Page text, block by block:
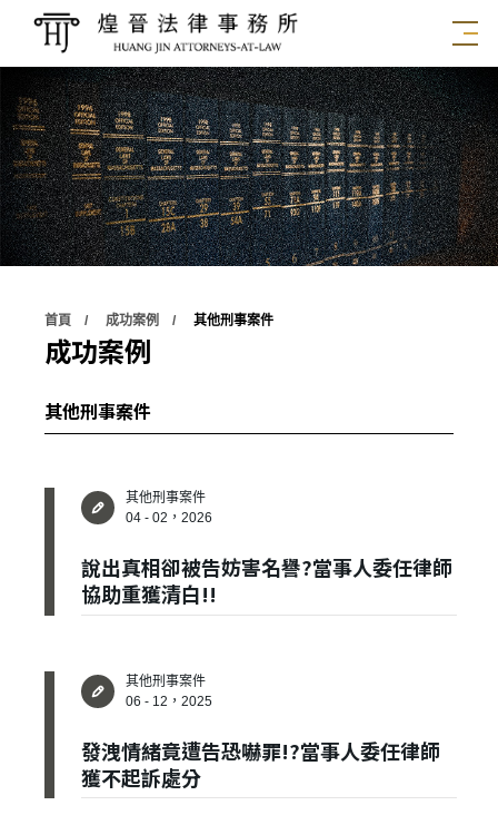
首頁 成功案例 其他刑事案件
成功案例
其他刑事案件
04 - 02，2026
說出真相卻被告妨害名譽?當事人委任律師
協助重獲清白!!
其他刑事案件
06 - 12，2025
發洩情緒竟遭告恐嚇罪!?當事人委任律師
獲不起訴處分